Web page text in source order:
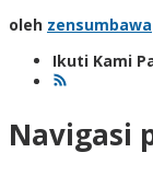
oleh zensumbawa
Ikuti Kami
Navigasi